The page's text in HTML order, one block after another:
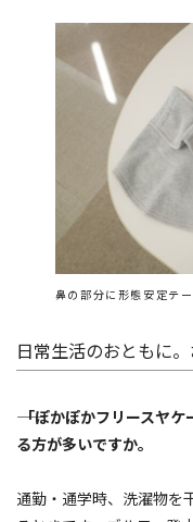
鼻の部分に形態安定テ
日常生活のおともに
―― 「ぽかぽかフリースヤ
る方が多いですか。
通勤・通学時、洗濯物を